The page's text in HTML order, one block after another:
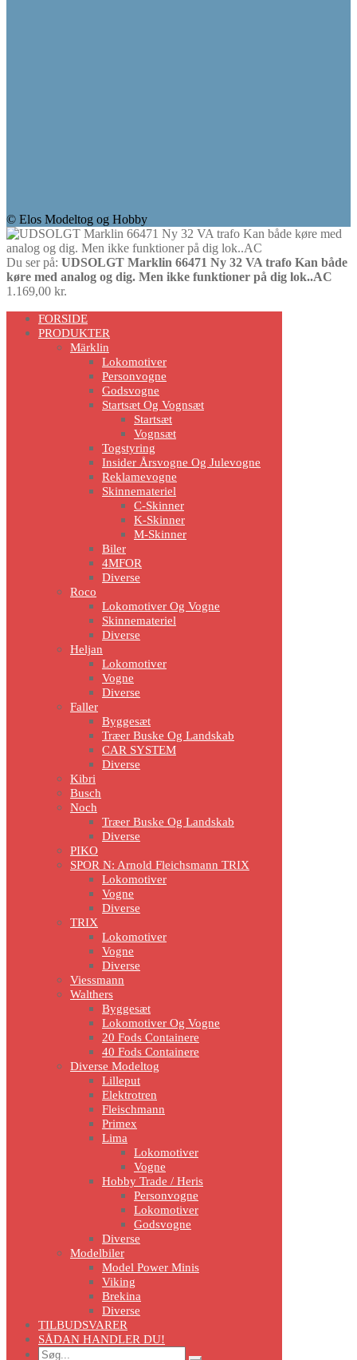
© Elos Modeltog og Hobby
Du ser på: UDSOLGT Marklin 66471 Ny 32 VA trafo Kan både
køre med analog og dig. Men ikke funktioner på dig lok..AC
1.169,00 kr.
Scroll
Up
FORSIDE
PRODUKTER
Märklin
Lokomotiver
Personvogne
Godsvogne
Startsæt Og Vognsæt
Startsæt
Vognsæt
Togstyring
Insider Årsvogne Og Julevogne
Reklamevogne
Skinnemateriel
C-Skinner
K-Skinner
M-Skinner
Biler
4MFOR
Diverse
Roco
Lokomotiver Og Vogne
Skinnemateriel
Diverse
Heljan
Lokomotiver
Vogne
Diverse
Faller
Byggesæt
Træer Buske Og Landskab
CAR SYSTEM
Diverse
Kibri
Busch
Noch
Træer Buske Og Landskab
Diverse
PIKO
SPOR N: Arnold Fleichsmann TRIX
Lokomotiver
Vogne
Diverse
TRIX
Lokomotiver
Vogne
Diverse
Viessmann
Walthers
Byggesæt
Lokomotiver Og Vogne
20 Fods Containere
40 Fods Containere
Diverse Modeltog
Lilleput
Elektrotren
Fleischmann
Primex
Lima
Lokomotiver
Vogne
Hobby Trade / Heris
Personvogne
Lokomotiver
Godsvogne
Diverse
Modelbiler
Model Power Minis
Viking
Brekina
Diverse
TILBUDSVARER
SÅDAN HANDLER DU!
Search